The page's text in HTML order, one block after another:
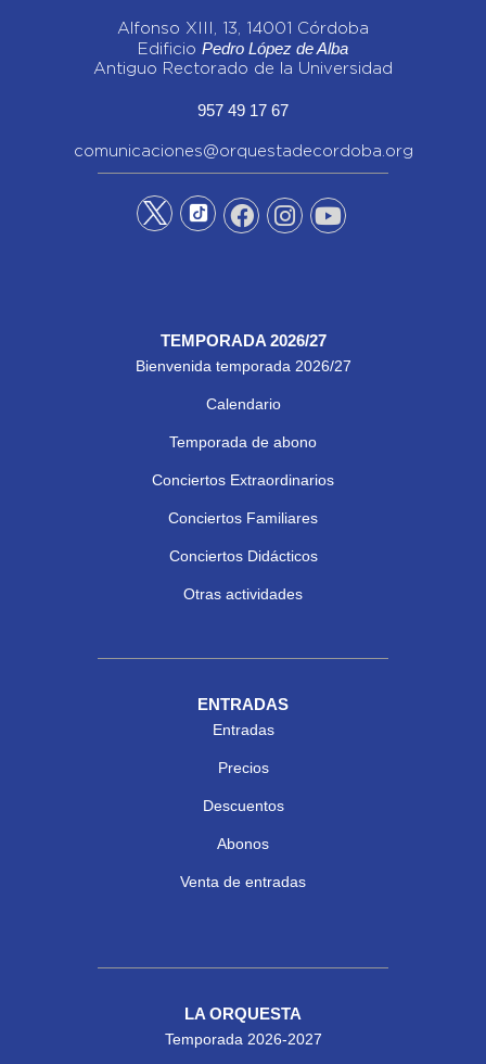
Alfonso XIII, 13, 14001 Córdoba
Edificio Pedro López de Alba
Antiguo Rectorado de la Universidad
957 49 17 67
comunicaciones@orquestadecordoba.org
TEMPORADA 2026/27
Bienvenida temporada 2026/27
Calendario
Temporada de abono
Conciertos Extraordinarios
Conciertos Familiares
Conciertos Didácticos
Otras actividades
ENTRADAS
Entradas
Precios
Descuentos
Abonos
Venta de entradas
LA ORQUESTA
Temporada 2026-2027